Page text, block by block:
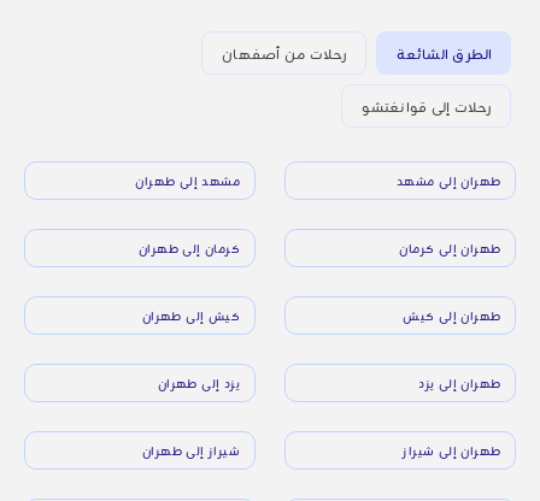
الطرق الشائعة رحلات من أصفهان
رحلات إلى قوانغتشو
طهران إلى مشهد مشهد إلى طهران
طهران إلى كرمان كرمان إلى طهران
طهران إلى كيش كيش إلى طهران
طهران إلى يزد يزد إلى طهران
طهران إلى شيراز شيراز إلى طهران